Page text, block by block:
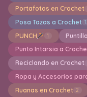
Portafotos en Crochet
Posa Tazas a Crochet
PUNCH 1
Punto Intarsia a
Reciclando en Crochet
Ropa y Accesorios
Ruanas en Crochet 2